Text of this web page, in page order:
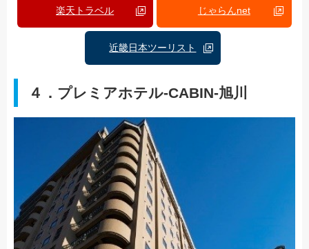
楽天トラベル じゃらんnet
近畿日本ツーリスト
４．プレミアホテル-CABIN-旭川